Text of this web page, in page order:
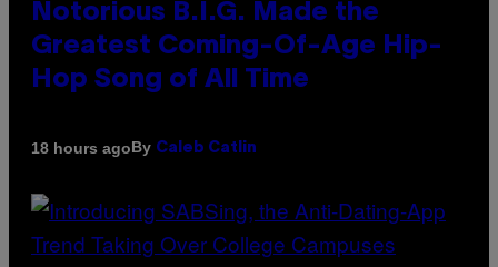
Notorious B.I.G. Made the
Greatest Coming-Of-Age Hip-
Hop Song of All Time
18 hours agoBy Caleb Catlin